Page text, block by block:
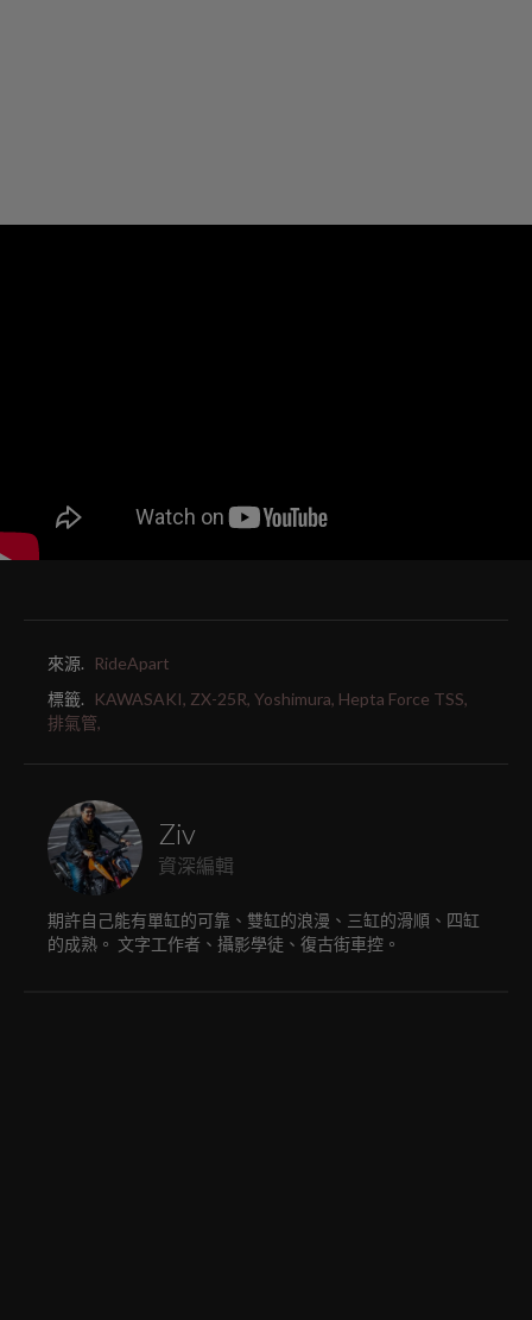
來源.
RideApart
標籤.
KAWASAKI, ZX-25R, Yoshimura, Hepta Force TSS,
排氣管,
Ziv
資深編輯
期許自己能有單缸的可靠、雙缸的浪漫、三缸的滑順、四缸
的成熟。 文字工作者、攝影學徒、復古街車控。